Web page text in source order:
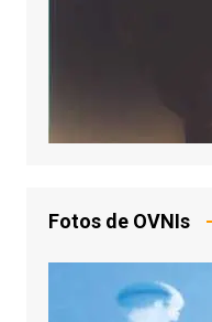
Fotos de OVNIs